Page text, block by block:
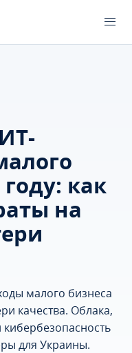
как
на
малого бизнеса
качества. Облака,
для Украины.